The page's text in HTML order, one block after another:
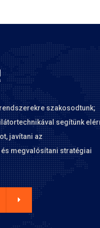
szakosodtunk;
segítünk
javítani az
megvalósítani stratégiai